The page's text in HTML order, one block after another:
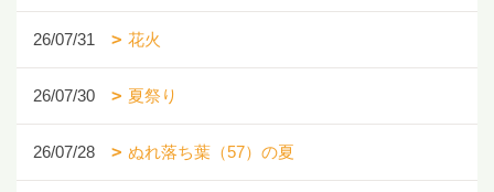
26/07/31 花火
26/07/30 夏祭り
26/07/28 ぬれ落ち葉（57）の夏